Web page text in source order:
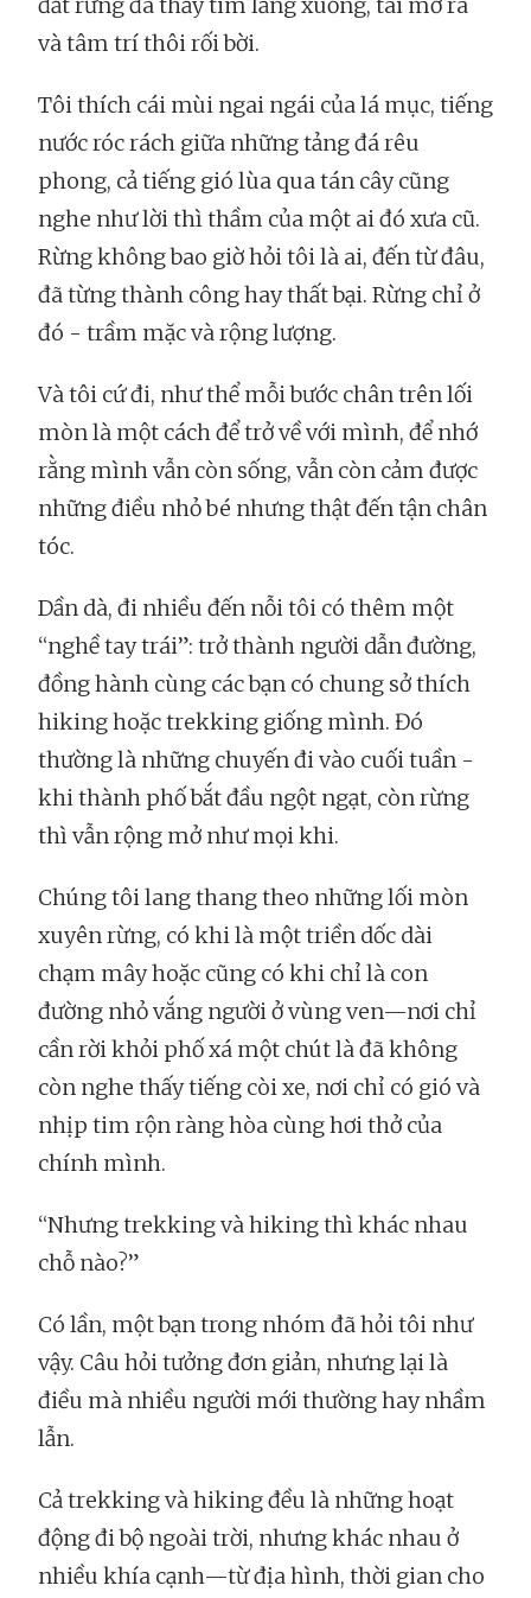
và tâm trí thôi rối bời.
Tôi thích cái mùi ngai ngái của lá mục, tiếng
nước róc rách giữa những tảng đá rêu
phong, cả tiếng gió lùa qua tán cây cũng
nghe như lời thì thầm của một ai đó xưa cũ.
Rừng không bao giờ hỏi tôi là ai, đến từ đâu,
đã từng thành công hay thất bại. Rừng chỉ ở
đó - trầm mặc và rộng lượng.
Và tôi cứ đi, như thể mỗi bước chân trên lối
mòn là một cách để trở về với mình, để nhớ
rằng mình vẫn còn sống, vẫn còn cảm được
những điều nhỏ bé nhưng thật đến tận chân
tóc.
Dần dà, đi nhiều đến nỗi tôi có thêm một
“nghề tay trái”: trở thành người dẫn đường,
đồng hành cùng các bạn có chung sở thích
hiking hoặc trekking giống mình. Đó
thường là những chuyến đi vào cuối tuần -
khi thành phố bắt đầu ngột ngạt, còn rừng
thì vẫn rộng mở như mọi khi.
Chúng tôi lang thang theo những lối mòn
xuyên rừng, có khi là một triền dốc dài
chạm mây hoặc cũng có khi chỉ là con
đường nhỏ vắng người ở vùng ven—nơi chỉ
cần rời khỏi phố xá một chút là đã không
còn nghe thấy tiếng còi xe, nơi chỉ có gió và
nhịp tim rộn ràng hòa cùng hơi thở của
chính mình.
“Nhưng trekking và hiking thì khác nhau
chỗ nào?”
Có lần, một bạn trong nhóm đã hỏi tôi như
vậy. Câu hỏi tưởng đơn giản, nhưng lại là
điều mà nhiều người mới thường hay nhầm
lẫn.
Cả trekking và hiking đều là những hoạt
động đi bộ ngoài trời, nhưng khác nhau ở
nhiều khía cạnh—từ địa hình, thời gian cho